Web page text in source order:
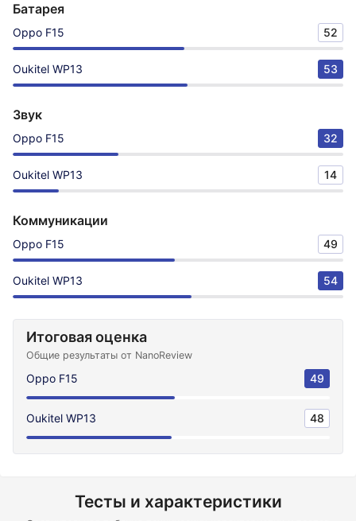
Батарея
Oppo F15 52
Oukitel WP13 53
Звук
Oppo F15 32
Oukitel WP13 14
Коммуникации
Oppo F15 49
Oukitel WP13 54
Итоговая оценка
Общие результаты от NanoReview
Oppo F15 49
Oukitel WP13 48
Тесты и характеристики